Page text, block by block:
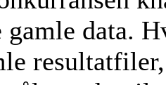
gamle data.